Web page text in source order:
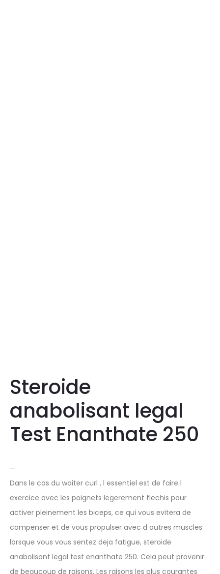
Steroide
anabolisant legal
Test Enanthate 250
—
Dans le cas du waiter curl , l essentiel est de faire l
exercice avec les poignets legerement flechis pour
activer pleinement les biceps, ce qui vous evitera de
compenser et de vous propulser avec d autres muscles
lorsque vous vous sentez deja fatigue, steroide
anabolisant legal test enanthate 250. Cela peut provenir
de beaucoup de raisons. Les raisons les plus courantes